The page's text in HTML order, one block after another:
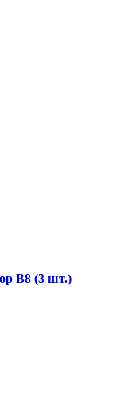
В8 (3 шт.)